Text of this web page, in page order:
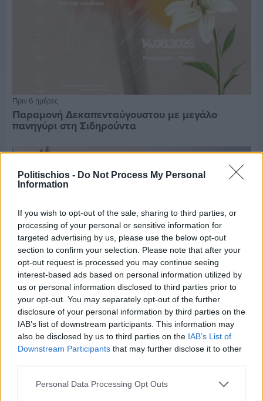
Politischios - Do Not Process My Personal
Information
If you wish to opt-out of the sale, sharing to third parties, or
processing of your personal or sensitive information for
targeted advertising by us, please use the below opt-out
section to confirm your selection. Please note that after your
opt-out request is processed you may continue seeing
interest-based ads based on personal information utilized by
us or personal information disclosed to third parties prior to
your opt-out. You may separately opt-out of the further
disclosure of your personal information by third parties on the
IAB’s list of downstream participants. This information may
also be disclosed by us to third parties on the IAB’s List of
Downstream Participants that may further disclose it to other
Personal Data Processing Opt Outs
Πριν 6 ημέρες
Παραμονή Δεκαπενταύγουστου με μεγάλο
πανηγύρι στη Σιδηρούντα
Πριν 6 ημέρες
70 χρόνια ιστορίας και συγκίνησης για το
Ανδρεάδειο Γυμνάσιο Βροντάδου